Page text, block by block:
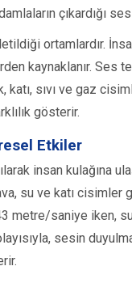
çıkardığı
ortamlardır.
kaynaklanır. Ses
katı, sıvı ve gaz
gösterir.
Etkiler
insan kulağına
su ve katı cisimler
metre/saniye iken,
sesin